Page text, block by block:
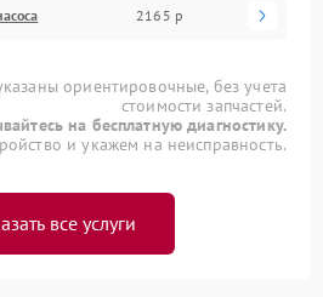
2165 р
ориентировочные, без учета
стоимости запчастей.
на бесплатную диагностику.
и укажем на неисправность.
все услуги